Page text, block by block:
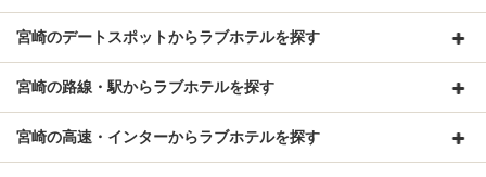
宮崎のデートスポットからラブホテルを探す
宮崎の路線・駅からラブホテルを探す
宮崎の高速・インターからラブホテルを探す